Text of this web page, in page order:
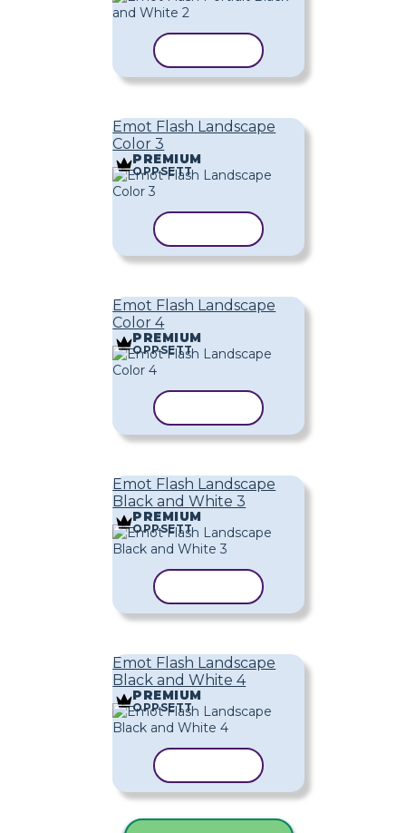
Emot Flash Landscape
Color 3
PREMIUM
OPPSETT
Emot Flash Landscape
Color 4
PREMIUM
OPPSETT
Emot Flash Landscape
Black and White 3
PREMIUM
OPPSETT
Emot Flash Landscape
Black and White 4
PREMIUM
OPPSETT